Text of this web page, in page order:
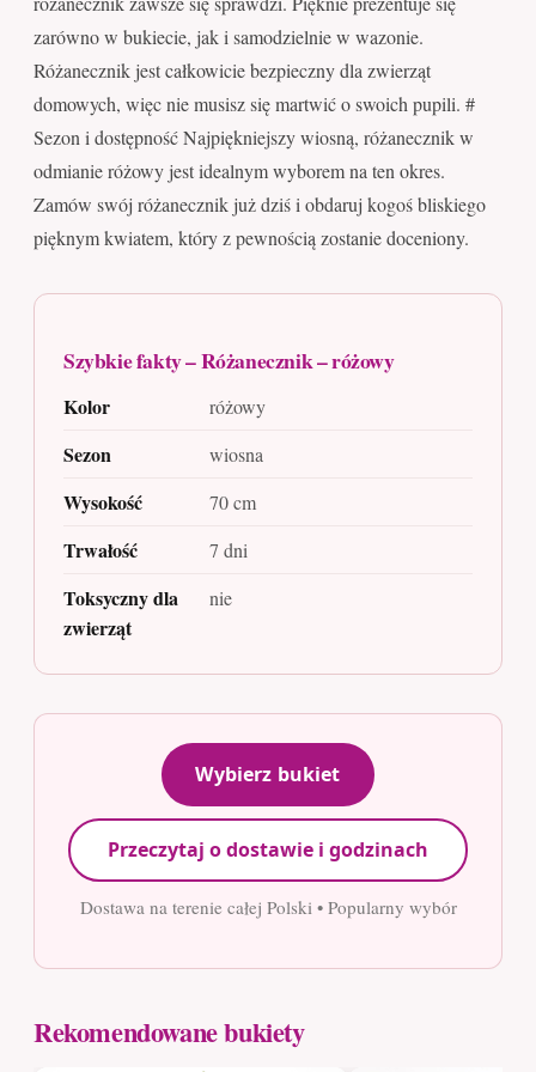
zarówno w bukiecie, jak i samodzielnie w wazonie.
Różanecznik jest całkowicie bezpieczny dla zwierząt
domowych, więc nie musisz się martwić o swoich pupili. #
Sezon i dostępność Najpiękniejszy wiosną, różanecznik w
odmianie różowy jest idealnym wyborem na ten okres.
Zamów swój różanecznik już dziś i obdaruj kogoś bliskiego
pięknym kwiatem, który z pewnością zostanie doceniony.
Szybkie fakty – Różanecznik – różowy
Kolor różowy
Sezon wiosna
Wysokość 70 cm
Trwałość 7 dni
Toksyczny dla
zwierząt
nie
Wybierz bukiet
Przeczytaj o dostawie i godzinach
Dostawa na terenie całej Polski • Popularny wybór
Rekomendowane bukiety